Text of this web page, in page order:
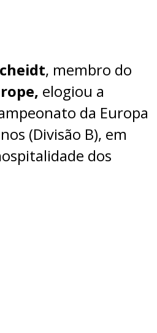
, membro do
elogiou a
da Europa
(Divisão B), em
dos